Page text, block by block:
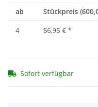
ab Stückpreis
4 56,95 € *
Sofort verfügbar